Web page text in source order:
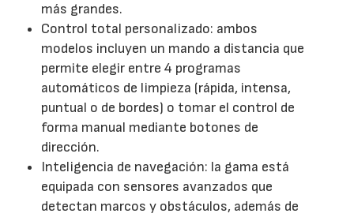
más grandes.
Control total personalizado: ambos
modelos incluyen un mando a distancia que
permite elegir entre 4 programas
automáticos de limpieza (rápida, intensa,
puntual o de bordes) o tomar el control de
forma manual mediante botones de
dirección.
Inteligencia de navegación: la gama está
equipada con sensores avanzados que
detectan marcos y obstáculos, además de